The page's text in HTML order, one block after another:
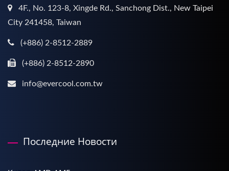
4F., No. 123-8, Xingde Rd., Sanchong Dist., New Taipei
City 241458, Taiwan
(+886) 2-8512-2889
(+886) 2-8512-2890
info@evercool.com.tw
Последние Новости